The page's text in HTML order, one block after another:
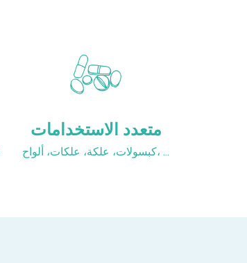
متعدد الاستخدامات
كبسولات، علكة، علكات، ألواح، ...